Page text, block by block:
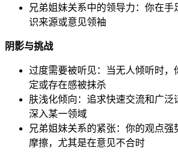
兄弟姐妹关系中的领导力：你在手
识来源或意见领袖
阴影与挑战
过度需要被听见：当无人倾听时，
定或存在感被抹杀
肤浅化倾向：追求快速交流和广泛
深入某一领域
兄弟姐妹关系的紧张：你的观点强
摩擦，尤其是在意见不合时